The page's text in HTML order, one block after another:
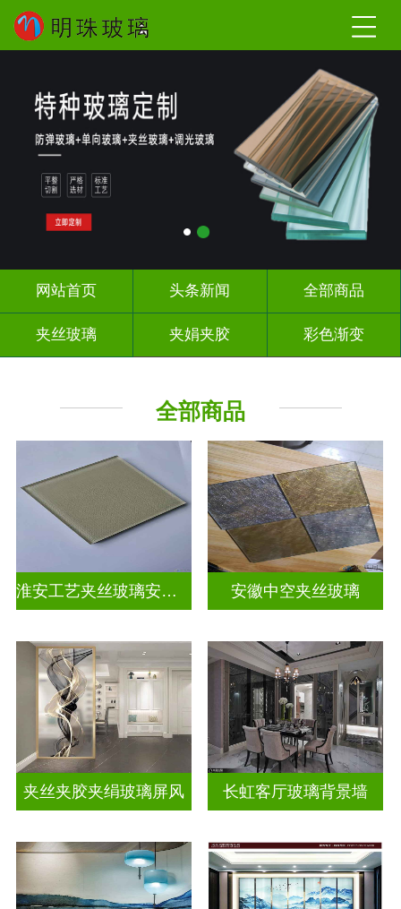
网站首页 头条新闻 全部商品
夹丝玻璃 夹娟夹胶 彩色渐变
屏风背景墙
全部商品
淮安工艺夹丝玻璃安装电话 安徽中空夹丝玻璃
夹丝夹胶夹绢玻璃屏风 长虹客厅玻璃背景墙